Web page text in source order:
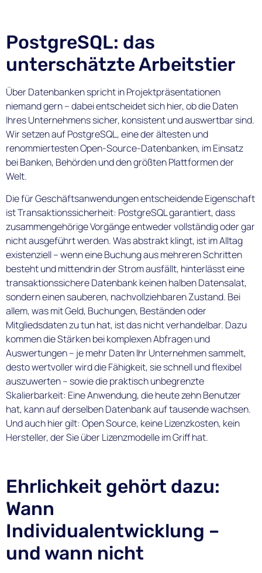
PostgreSQL: das
unterschätzte Arbeitstier
Über Datenbanken spricht in Projektpräsentationen
niemand gern – dabei entscheidet sich hier, ob die Daten
Ihres Unternehmens sicher, konsistent und auswertbar sind.
Wir setzen auf PostgreSQL, eine der ältesten und
renommiertesten Open-Source-Datenbanken, im Einsatz
bei Banken, Behörden und den größten Plattformen der
Welt.
Die für Geschäftsanwendungen entscheidende Eigenschaft
ist Transaktionssicherheit: PostgreSQL garantiert, dass
zusammengehörige Vorgänge entweder vollständig oder gar
nicht ausgeführt werden. Was abstrakt klingt, ist im Alltag
existenziell – wenn eine Buchung aus mehreren Schritten
besteht und mittendrin der Strom ausfällt, hinterlässt eine
transaktionssichere Datenbank keinen halben Datensalat,
sondern einen sauberen, nachvollziehbaren Zustand. Bei
allem, was mit Geld, Buchungen, Beständen oder
Mitgliedsdaten zu tun hat, ist das nicht verhandelbar. Dazu
kommen die Stärken bei komplexen Abfragen und
Auswertungen – je mehr Daten Ihr Unternehmen sammelt,
desto wertvoller wird die Fähigkeit, sie schnell und flexibel
auszuwerten – sowie die praktisch unbegrenzte
Skalierbarkeit: Eine Anwendung, die heute zehn Benutzer
hat, kann auf derselben Datenbank auf tausende wachsen.
Und auch hier gilt: Open Source, keine Lizenzkosten, kein
Hersteller, der Sie über Lizenzmodelle im Griff hat.
Ehrlichkeit gehört dazu:
Wann
Individualentwicklung –
und wann nicht